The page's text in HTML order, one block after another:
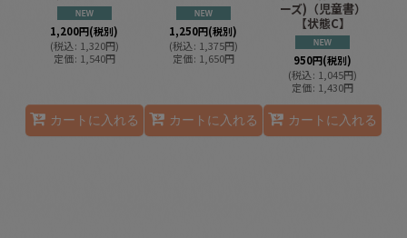
1,200円(税別)
(税込: 1,320円)
定価: 1,540円
カートに入れる
1,250円(税別)
(税込: 1,375円)
定価: 1,650円
カートに入れる
ーズ)（児童書）
【状態C】
950円(税別)
(税込: 1,045円)
定価: 1,430円
カートに入れる